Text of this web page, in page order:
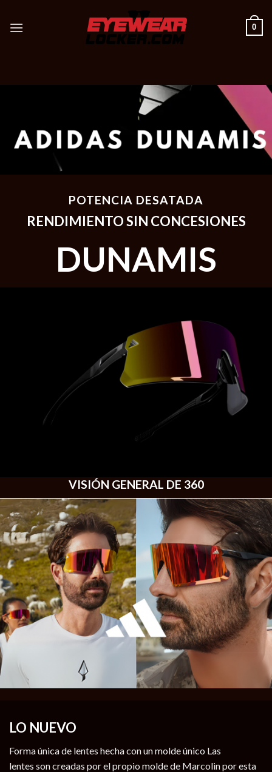
0
POTENCIA DESATADA
RENDIMIENTO SIN CONCESIONES
DUNAMIS
VISIÓN GENERAL DE 360
LO NUEVO
Forma única de lentes hecha con unmolde único Las
lentes son creadas por el propio molde de Marcolin por esta